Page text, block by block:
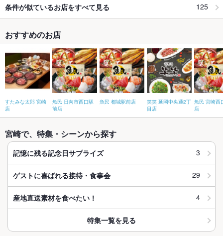
条件が似ているお店をすべて見る 125
おすすめのお店
すたみな太郎 宮崎
店
魚民 日向市西口駅
前店
魚民 都城駅前店
笑笑 延岡中央通2丁
目店
魚民 宮崎西
店
宮崎で、特集・シーンから探す
記憶に残る記念日サプライズ 3
ゲストに喜ばれる接待・食事会 29
産地直送素材を食べたい！ 4
特集一覧を見る